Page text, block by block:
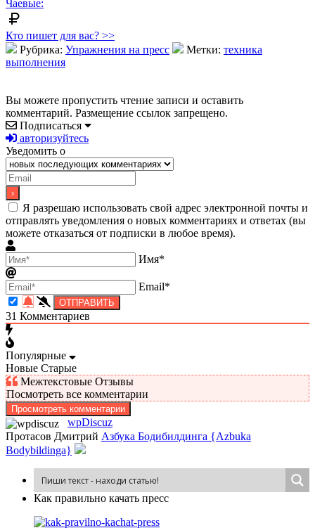
Чаевые:
Кто пишет для вас? >>
Рубрика: Упражнения на пресс Метки: техника
выполнения
Вы можете пропустить чтение записи и оставить
комментарий. Размещение ссылок запрещено.
Подписаться
авторизуйтесь
Уведомить о
Я разрешаю использовать свой адрес электронной почты и
отправлять уведомления о новых комментариях и ответах (вы
можете отказаться от подписки в любое время).
Имя*
Email*
31 Комментариев
Популярные
Новые Старые
Межтекстовые Отзывы
Посмотреть все комментарии
Просмотреть комментарии
wpDiscuz
Протасов Дмитрий Азбука Бодибилдинга {Azbuka
Bodybildinga}
Как пра­виль­но ка­чать пресс